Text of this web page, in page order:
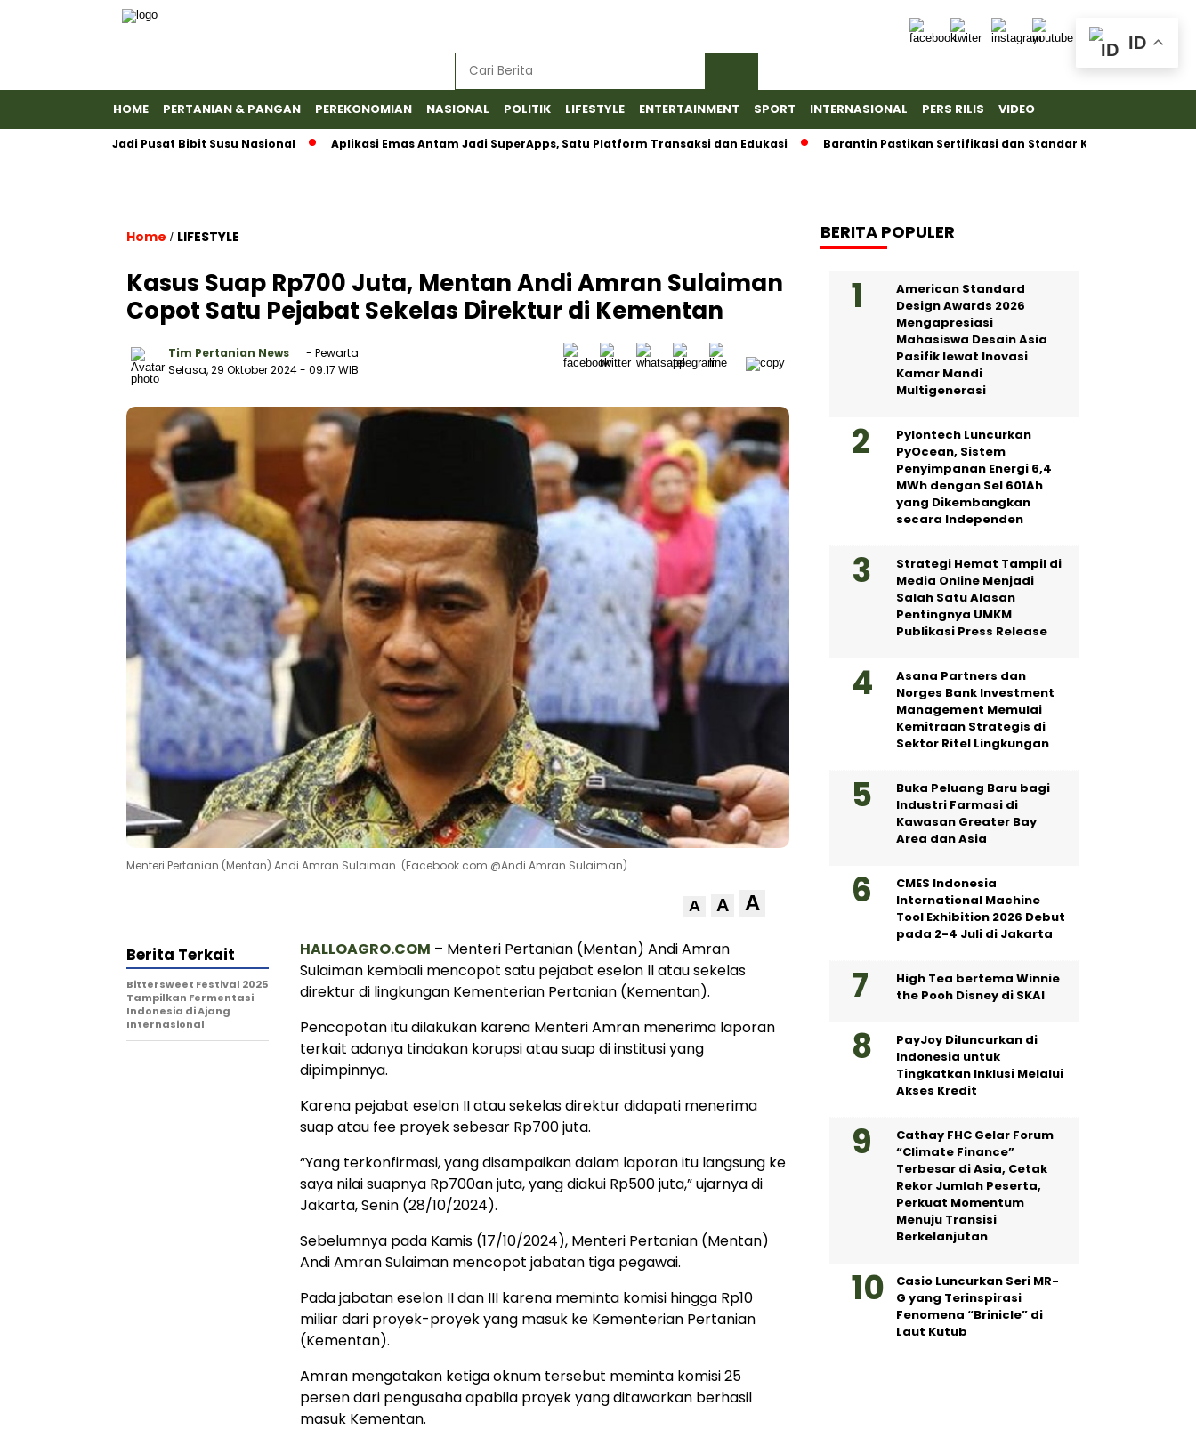
HOME PERTANIAN & PANGAN PEREKONOMIAN NASIONAL POLITIK LIFESTYLE ENTERTAINMENT SPORT INTERNASIONAL PERS RILIS VIDEO
Jadi Pusat Bibit Susu Nasional Aplikasi Emas Antam Jadi SuperApps, Satu Platform Transaksi dan Edukasi Barantin Pastikan Sertifikasi dan Standar Ketat untuk Ekspor Durian
Home / LIFESTYLE
Kasus Suap Rp700 Juta, Mentan Andi Amran Sulaiman
Copot Satu Pejabat Sekelas Direktur di Kementan
Tim Pertanian News
- Pewarta
Selasa, 29 Oktober 2024- 09:17 WIB
Menteri Pertanian (Mentan) Andi Amran Sulaiman. (Facebook.com @Andi Amran Sulaiman)
A A A
HALLOAGRO.COM – Menteri Pertanian (Mentan) Andi Amran
Sulaiman kembali mencopot satu pejabat eselon II atau sekelas
direktur di lingkungan Kementerian Pertanian (Kementan).
Pencopotan itu dilakukan karena Menteri Amran menerima laporan
terkait adanya tindakan korupsi atau suap di institusi yang
dipimpinnya.
Karena pejabat eselon II atau sekelas direktur didapati menerima
suap atau fee proyek sebesar Rp700 juta.
“Yang terkonfirmasi, yang disampaikan dalam laporan itu langsung ke
saya nilai suapnya Rp700an juta, yang diakui Rp500 juta,” ujarnya di
Jakarta, Senin (28/10/2024).
Sebelumnya pada Kamis (17/10/2024), Menteri Pertanian (Mentan)
Andi Amran Sulaiman mencopot jabatan tiga pegawai.
Pada jabatan eselon II dan III karena meminta komisi hingga Rp10
miliar dari proyek-proyek yang masuk ke Kementerian Pertanian
(Kementan).
Amran mengatakan ketiga oknum tersebut meminta komisi 25
persen dari pengusaha apabila proyek yang ditawarkan berhasil
masuk Kementan.
Berita Terkait
Bittersweet Festival 2025
Tampilkan Fermentasi
Indonesia di Ajang
Internasional
BERITA POPULER
American Standard
Design Awards 2026
Mengapresiasi
Mahasiswa Desain Asia
Pasifik lewat Inovasi
Kamar Mandi
Multigenerasi
Pylontech Luncurkan
PyOcean, Sistem
Penyimpanan Energi 6,4
MWh dengan Sel 601Ah
yang Dikembangkan
secara Independen
Strategi Hemat Tampil di
Media Online Menjadi
Salah Satu Alasan
Pentingnya UMKM
Publikasi Press Release
Asana Partners dan
Norges Bank Investment
Management Memulai
Kemitraan Strategis di
Sektor Ritel Lingkungan
Buka Peluang Baru bagi
Industri Farmasi di
Kawasan Greater Bay
Area dan Asia
CMES Indonesia
International Machine
Tool Exhibition 2026 Debut
pada 2-4 Juli di Jakarta
High Tea bertema Winnie
the Pooh Disney di SKAI
PayJoy Diluncurkan di
Indonesia untuk
Tingkatkan Inklusi Melalui
Akses Kredit
Cathay FHC Gelar Forum
“Climate Finance”
Terbesar di Asia, Cetak
Rekor Jumlah Peserta,
Perkuat Momentum
Menuju Transisi
Berkelanjutan
Casio Luncurkan Seri MR-
G yang Terinspirasi
Fenomena “Brinicle” di
Laut Kutub
ID